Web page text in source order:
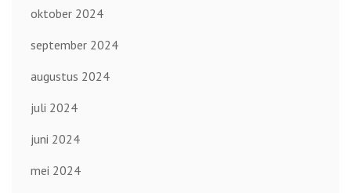
oktober 2024
september 2024
augustus 2024
juli 2024
juni 2024
mei 2024